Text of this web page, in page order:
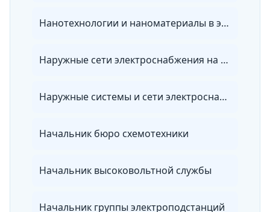
Нанотехнологии и наноматериалы в энергетике
Наружные сети электроснабжения на объектах
Наружные системы и сети электроснабжения
Начальник бюро схемотехники
Начальник высоковольтной службы
Начальник группы электроподстанций